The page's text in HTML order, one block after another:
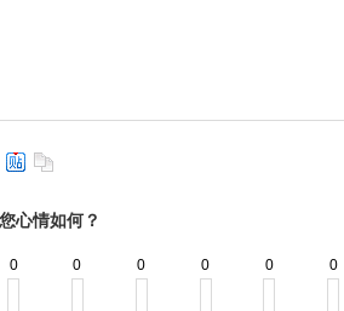
心情如何？
0 0 0 0 0 0